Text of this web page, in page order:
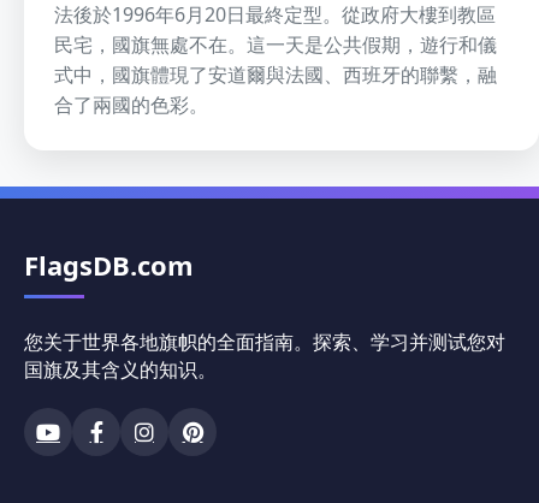
法後於1996年6月20日最終定型。從政府大樓到教區
民宅，國旗無處不在。這一天是公共假期，遊行和儀
式中，國旗體現了安道爾與法國、西班牙的聯繫，融
合了兩國的色彩。
FlagsDB.com
您关于世界各地旗帜的全面指南。探索、学习并测试您对
国旗及其含义的知识。